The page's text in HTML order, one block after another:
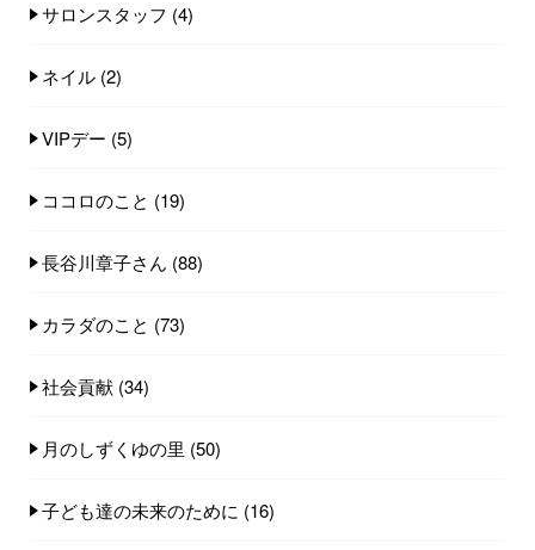
サロンスタッフ (4)
ネイル (2)
VIPデー (5)
ココロのこと (19)
長谷川章子さん (88)
カラダのこと (73)
社会貢献 (34)
月のしずくゆの里 (50)
子ども達の未来のために (16)